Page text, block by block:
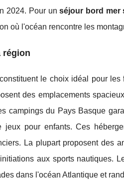
2024. Pour unséjour bord mer
où l'océan rencontre les
région
le choix idéal pour les
des emplacements
campings du Pays Basque
pour enfants. Ces
La plupart proposent des
aux sports nautiques.
dans l'océan Atlantique et